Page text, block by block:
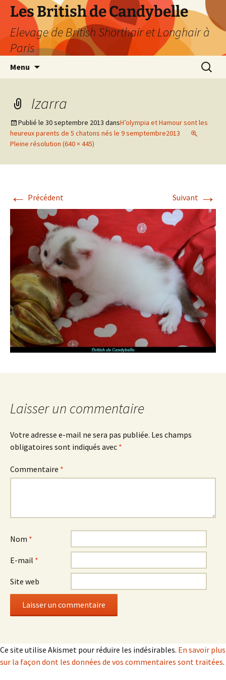
Les British de Candybelle
Elevage de British Shorthair et Longhair à
Paris
Menu
Izarra
Publié le 30 septembre 2013 dansH’olympia et Hamour sont les
heureux parents de 5 chatons nés le 9 semptembre2013
Pleine résolution (640 × 445)
← Précédent Suivant →
Laisser un commentaire
Votre adresse e-mail ne sera pas publiée. Les champs
obligatoires sont indiqués avec *
Commentaire *
Nom *
E-mail *
Site web
Ce site utilise Akismet pour réduire les indésirables. En savoir plus
sur la façon dont les données de vos commentaires sont traitées.